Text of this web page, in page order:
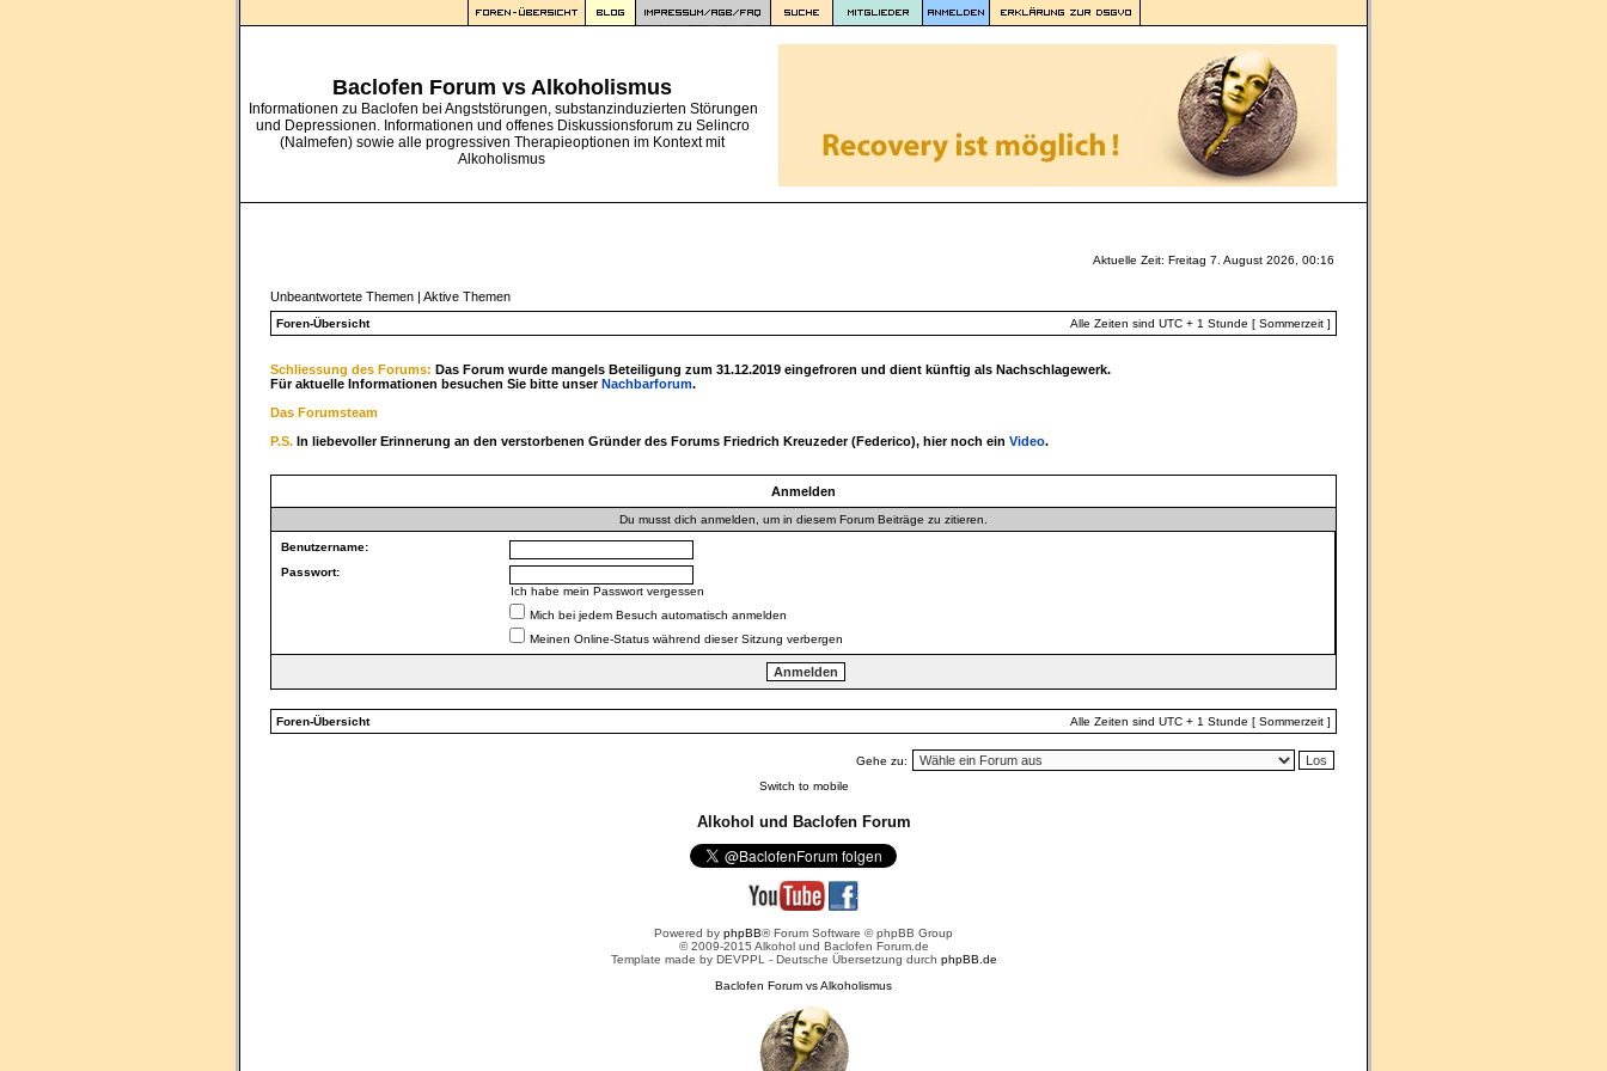
Baclofen Forum vs Alkoholismus
Informationen zu Baclofen bei Angststörungen, substanzinduzierten Störungen
und Depressionen. Informationen und offenes Diskussionsforum zu Selincro
(Nalmefen) sowie alle progressiven Therapieoptionen im Kontext mit
Alkoholismus
Aktuelle Zeit: Freitag 7. August 2026, 00:16
Unbeantwortete Themen | Aktive Themen
Foren-Übersicht Alle Zeiten sind UTC + 1 Stunde [ Sommerzeit ]
Schliessung des Forums: Das Forum wurde mangels Beteiligung zum 31.12.2019 eingefroren und dient künftig als Nachschlagewerk.
Für aktuelle Informationen besuchen Sie bitte unserNachbarforum.
Das Forumsteam
P.S. In liebevoller Erinnerung an den verstorbenen Gründer des Forums Friedrich Kreuzeder (Federico), hier noch ein Video.
Anmelden
Du musst dich anmelden, um in diesem Forum Beiträge zu zitieren.
Benutzername:
Passwort:
Ich habe mein Passwort vergessen
Mich bei jedem Besuch automatisch anmelden
Meinen Online-Status während dieser Sitzung verbergen
Foren-Übersicht Alle Zeiten sind UTC + 1 Stunde [ Sommerzeit ]
Gehe zu:
Switch to mobile
Alkohol und Baclofen Forum
Powered by phpBB® Forum Software © phpBB Group
© 2009-2015 Alkohol und Baclofen Forum.de
Template made by DEVPPL - Deutsche Übersetzung durch phpBB.de
Baclofen Forum vs Alkoholismus